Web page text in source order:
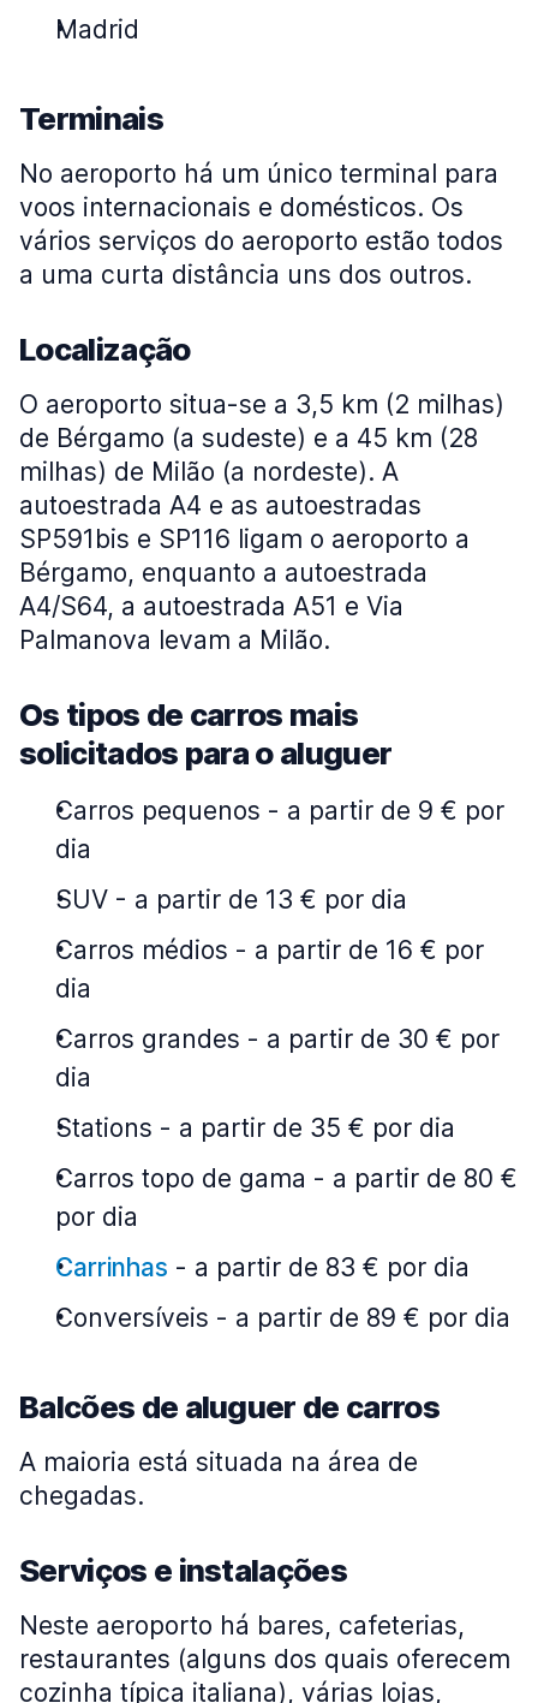
Madrid
Terminais
No aeroporto há um único terminal para
voos internacionais e domésticos. Os
vários serviços do aeroporto estão todos
a uma curta distância uns dos outros.
Localização
O aeroporto situa-se a 3,5 km (2 milhas)
de Bérgamo (a sudeste) e a 45 km (28
milhas) de Milão (a nordeste). A
autoestrada A4 e as autoestradas
SP591bis e SP116 ligam o aeroporto a
Bérgamo, enquanto a autoestrada
A4/S64, a autoestrada A51 e Via
Palmanova levam a Milão.
Os tipos de carros mais
solicitados para o aluguer
Carros pequenos - a partir de 9 € por
dia
SUV - a partir de 13 € por dia
Carros médios - a partir de 16 € por
dia
Carros grandes - a partir de 30 € por
dia
Stations - a partir de 35 € por dia
Carros topo de gama - a partir de 80 €
por dia
Carrinhas - a partir de 83 € por dia
Conversíveis - a partir de 89 € por dia
Balcões de aluguer de carros
A maioria está situada na área de
chegadas.
Serviços e instalações
Neste aeroporto há bares, cafeterias,
restaurantes (alguns dos quais oferecem
cozinha típica italiana), várias lojas,